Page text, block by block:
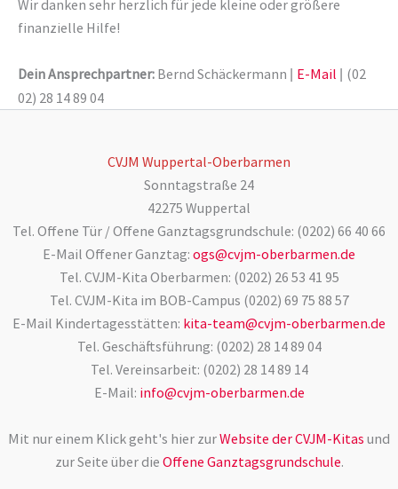
Wir danken sehr herzlich für jede kleine oder größere
finanzielle Hilfe!
Dein Ansprechpartner: Bernd Schäckermann E-Mail
(02
02) 28 14 89 04
CVJM Wuppertal-Oberbarmen
Sonntagstraße 24
42275 Wuppertal
Tel. Offene Tür / Offene Ganztagsgrundschule: (0202) 66 40 66
E-Mail Offener Ganztag: ogs@cvjm-oberbarmen.de
Tel. CVJM-Kita Oberbarmen: (0202) 26 53 41 95
Tel. CVJM-Kita im BOB-Campus (0202) 69 75 88 57
E-Mail Kindertagesstätten: kita-team@cvjm-oberbarmen.de
Tel. Geschäftsführung: (0202) 28 14 89 04
Tel. Vereinsarbeit: (0202) 28 14 89 14
E-Mail: info@cvjm-oberbarmen.de
Mit nur einem Klick geht's hier zurWebsite der CVJM-Kitas und
zur Seite über die Offene Ganztagsgrundschule.